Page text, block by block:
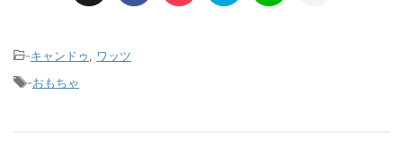
-キャンドゥ
ワッツ
-おもちゃ